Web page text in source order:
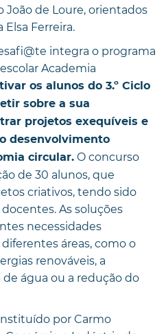
João de Loure, orientados
Ferreira.
integra o programa
Academia
os alunos do 3.º Ciclo
sobre a sua
projetos exequíveis e
desenvolvimento
circular. O concurso
de 30 alunos, que
criativos, tendo sido
As soluções
necessidades
áreas, como o
renováveis, a
água ou a redução do
por Carmo